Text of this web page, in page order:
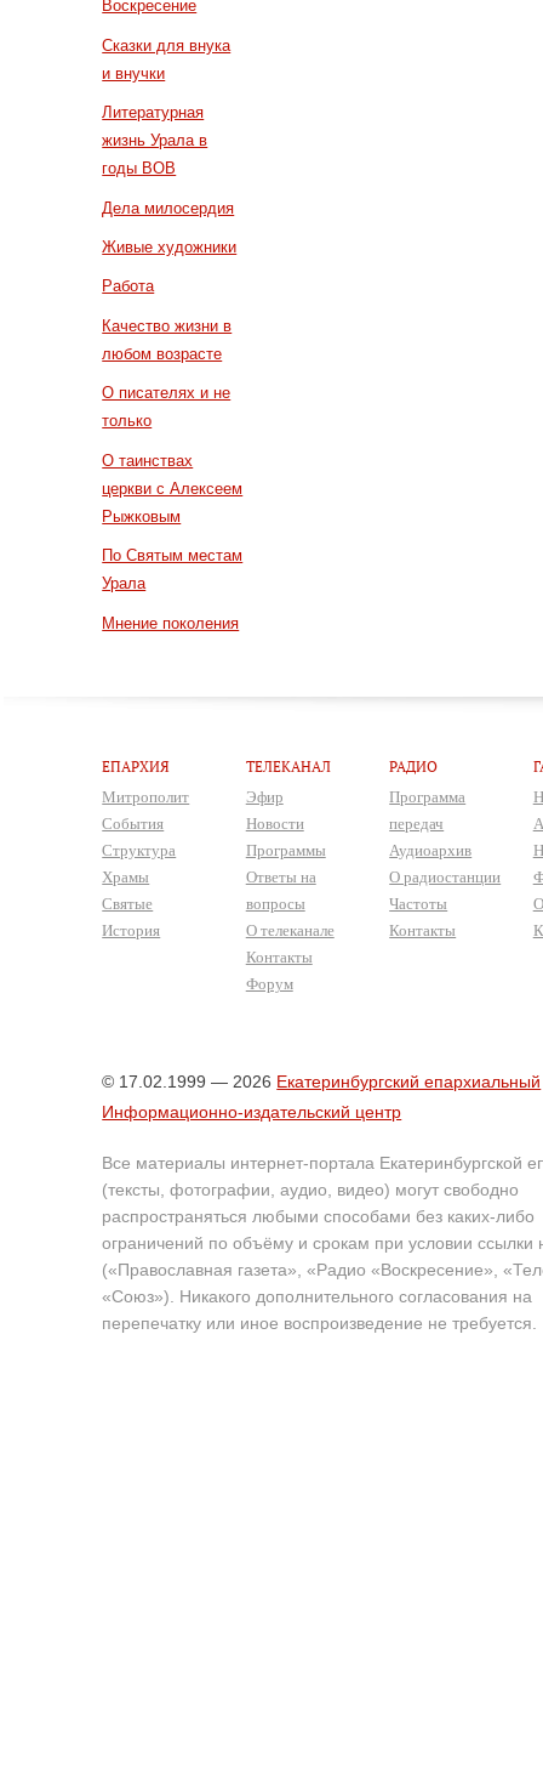
Воскресение
Сказки для внука
и внучки
Литературная
жизнь Урала в
годы ВОВ
Дела милосердия
Живые художники
Работа
Качество жизни в
любом возрасте
О писателях и не
только
О таинствах
церкви с Алексеем
Рыжковым
По Святым местам
Урала
Мнение поколения
ЕПАРХИЯ
Митрополит
События
Структура
Храмы
Святые
История
ТЕЛЕКАНАЛ
Эфир
Новости
Программы
Ответы на
вопросы
О телеканале
Контакты
Форум
РАДИО
Программа
передач
Аудиоархив
О радиостанции
Частоты
Контакты
© 17.02.1999 — 2026 Екатеринбургский епархиальный
Информационно-издательский центр
Все материалы интернет-портала Екатеринбургской
(тексты, фотографии, аудио, видео) могут свободно
распространяться любыми способами без каких-либо
ограничений по объёму и срокам при условии ссылки
(«Православная газета», «Радио «Воскресение»,
«Союз»). Никакого дополнительного согласования на
перепечатку или иное воспроизведение не требуется.